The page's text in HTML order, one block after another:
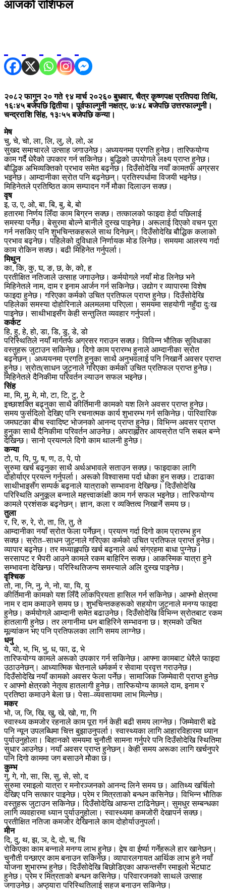
आजको राशिफल
२०८२ फागुन २० गते ९४ मार्च २०२६० बुधवार, चैत्र कृष्णपक्ष प्रतिपदा तिथि,
१६ः४५ बजेपछि द्वितीया। पूर्वफाल्गुनी नक्षत्र, ७ः४८ बजेपछि उत्तरफाल्गुनी।
चन्द्रराशि सिंह, १३ः५५ बजेपछि कन्या।
मेष
चु, चे, चो, ला, लि, लु, ले, लो, अ
सुखद समाचारले उत्साह जगाउनेछ। अध्ययनमा प्रगति हुनेछ। तारिफयोग्य
काम गर्दै धेरैको उपकार गर्न सकिनेछ। बुद्धिको उपयोगले लक्ष्य प्राप्त हुनेछ।
बौद्धिक अभिव्यक्तिको प्रभाव समेत बढ्नेछ। दिउँसोदेखि नयाँ कामतर्फ अग्रसर
भइनेछ। आम्दानीका स्रोत पनि बढ्नेछन्। प्रतिस्पर्धामा विजयी भइनेछ।
मिहिनेतले प्रतिष्ठित काम सम्पादन गर्ने मौका दिलाउन सक्छ।
वृष
इ, उ, ए, ओ, बा, बि, बु, बे, बो
हतारमा निर्णय लिँदा काम बिग्रन सक्छ। तत्कालको फाइदा हेर्दा पछिलाई
समस्या पर्नेछ। बेसुरमा बोल्ने बानीले दुस्ख पाइनेछ। अरूलाई दिएको वचन पूरा
गर्न नसकिए पनि शुभचिन्तकहरूले साथ दिनेछन्। दिउँसोदेखि बौद्धिक कलाको
प्रभाव बढ्नेछ। पहिलेको दुविधाले निर्णायक मोड लिनेछ। समयमा आलस्य गर्दा
काम रोकिन सक्छ। बढी मिहिनेत गर्नुपर्ला।
मिथुन
का, कि, कु, घ, ङ, छ, के, को, ह
प्रतीक्षित नतिजाले उत्साह जगाउनेछ। कर्मयोगले नयाँ मोड लिनेछ भने
मिहिनेतले नाम, दाम र इनाम आर्जन गर्न सकिनेछ। उद्योग र व्यापारमा विशेष
फाइदा हुनेछ। गरिएका कर्मको उचित प्रतिफल प्राप्त हुनेछ। दिउँसोदेखि
पहिलेका समस्या दोहोरिनाले अलमलमा परिएला। समयमा सहयोगी नहुँदा दुःख
पाइनेछ। साथीभाइसँग केही सन्तुलित व्यवहार गर्नुपर्ला।
कर्कट
हि, हु, हे, हो, डा, डि, डु, डे, डो
परिस्थितिले नयाँ मार्गतर्फ अग्रसर गराउन सक्छ। विविन्न भौतिक सुविधाका
वस्तुहरू जुटाउन सकिनेछ। दिगो काम प्रारम्भ हुनाले आम्दानीका स्रोत
बढ्नेछन्। अध्ययनमा प्रगति हुनुका साथै अनुभवलाई पनि निखार्ने अवसर प्राप्त
हुनेछ। स्रोत(साधन जुट्नाले गरिएका कर्मको उचित प्रतिफल प्राप्त हुनेछ।
मिहिनेतले दैनिकीमा परिवर्तन ल्याउन सफल भइनेछ।
सिंह
मा, मि, मु, मे, मो, टा, टि, टु, टे
इच्छाशक्ति बढ्नुका साथै कीर्तिमानी कामको यश लिने अवसर प्राप्त हुनेछ।
समय फुर्सदिलो देखिए पनि रचनात्मक कार्य शुभारम्भ गर्न सकिनेछ। पारिवारिक
जमघटका बीच स्वादिष्ट भोजनको आनन्द प्राप्त हुनेछ। विभिन्न अवसर प्राप्त
हुनुका साथै दैनिकीमा परिवर्तन आउनेछ। अपराह्नतिर आयस्रोत पनि सबल बन्ने
देखिन्छ। सानो प्रयत्नले दिगो काम थालनी हुनेछ।
कन्या
टो, प, पि, पु, ष, ण, ठ, पे, पो
सुरुमा खर्च बढ्नुका साथै अर्थअभावले सताउन सक्छ। फाइदाका लागि
दोहोर्याएर प्रयत्न गर्नुपर्ला। अरूको विश्वासमा पर्दा धोका हुन सक्छ। टाढाका
साथीभाइसँग सम्पर्क बढ्नाले यात्राको सम्भावना देखिन्छ। दिउँसोदेखि
परिस्थिति अनुकूल बन्नाले महत्त्वाकांक्षी काम गर्न सफल भइनेछ। तारिफयोग्य
कामले प्रशंसक बढ्नेछन्। ज्ञान, कला र व्यक्तित्व निखार्ने समय छ।
तुला
र, रि, रु, रे, रो, ता, ति, तु, ते
आम्दानीका नयाँ स्रोत फेला पर्नेछन्। प्रयत्न गर्दा दिगो काम प्रारम्भ हुन
सक्छ। स्रोत–साधन जुट्नाले गरिएका कर्मको उचित प्रतिफल प्राप्त हुनेछ।
व्यापार बढ्नेछ। तर मध्याह्नपछि खर्च बढ्नाले अर्थ संग्रहमा बाधा पुग्नेछ।
सरसापट र भैपरी आउने कामले रकम बाहिरिन सक्छ। आकस्मिक यात्रा हुने
सम्भावना देखिन्छ। परिस्थितिजन्य समस्याले अलि दुस्ख पाइनेछ।
वृश्चिक
तो, ना, नि, नु, ने, नो, या, यि, यु
कीर्तिमानी कामको यश लिँदै लोकप्रियता हासिल गर्न सकिनेछ। आफ्नो क्षेत्रमा
नाम र दाम कमाउने समय छ। शुभचिन्तकहरूको सहयोग जुट्नाले मनग्य फाइदा
हुनेछ। कर्मयोगले आम्दानी समेत बढाउनेछ। दिउँसोदेखि विभिन्न स्रोतबाट रकम
हातलागी हुनेछ। तर लगानीमा धन बाहिरिने सम्भावना छ। श्रमको उचित
मूल्यांकन भए पनि प्रतिफलका लागि समय लाग्नेछ।
धनु
ये, यो, भ, भि, भु, ध, फा, ढ, भे
तारिफयोग्य कामले अरूको उपकार गर्न सकिनेछ। आफ्ना कामबाट धेरैले फाइदा
उठाउनेछन्। आध्यात्मिक चेतनाले धर्मकर्म र सेवामा प्रवृत्त गराउनेछ।
दिउँसोदेखि नयाँ कामको अवसर फेला पर्नेछ। सामाजिक जिम्मेवारी प्राप्त हुनेछ
र आफ्नो क्षेत्रको नेतृत्व हातलागी हुनेछ। तारिफयोग्य कामले दाम, इनाम र
प्रतिष्ठा कमाउने बेला छ। पेसा–व्यवसायमा लाभ मिल्नेछ।
मकर
भो, ज, जि, खि, खु, खे, खो, गा, गि
स्वास्थ्य कमजोर रहनाले काम पूरा गर्न केही बढी समय लाग्नेछ। जिम्मेवारी बढे
पनि न्यून उपलब्धिमा चित्त बुझाउनुपर्ला। स्वास्थ्यका लागि आहारविहारमा ध्यान
पुर्याउनुहोला। बिहानको समयमा चुनौती सामना गर्नुपरे पनि दिउँसोदेखि स्थितिमा
सुधार आउनेछ। नयाँ अवसर प्राप्त हुनेछन्। केही समय अरूका लागि खर्चनुपरे
पनि दिगो काममा जग बसाउने मौका छ।
कुम्भ
गु, गे, गो, सा, सि, सु, से, सो, द
सुरुमा रमाइलो यात्रा र मनोरञ्जनको आनन्द लिने समय छ। आतिथ्य खर्चिलो
देखिए पनि सत्कार पाइनेछ। प्रेम र मित्रताको बन्धन कसिनेछ। विभिन्न भौतिक
वस्तुहरू जुटाउन सकिनेछ। दिउँसोदेखि आफन्त टाढिनेछन्। सुमधुर सम्बन्धका
लागि व्यवहारमा ध्यान पुर्याउनुहोला। स्वास्थ्यमा कमजोरी देखापर्न सक्छ।
प्रतीक्षित नतिजा कमजोर देखिनाले काम दोहोर्याउनुपर्ला।
मीन
दि, दु, थ, झ, ञ, दे, दो, च, चि
रोकिएका काम बन्नाले मनग्य लाभ हुनेछ। द्वेष वा ईर्ष्या गर्नेहरूले हार खानेछन्।
चुनौती पन्छाएर काम बनाउन सकिनेछ। व्यापारलगायत आर्थिक लाभ हुने नयाँ
योजना शुभारम्भ हुनेछ। दिउँसोदेखि बिछोडिएका आफन्तसँग रमाइलो भेटघाट
हुनेछ। प्रेम र मित्रताको बन्धन कसिनेछ। परिवारजनको साथले उत्साह
जगाउनेछ। अप्ठ्यारा परिस्थितिलाई सहज बनाउन सकिनेछ।